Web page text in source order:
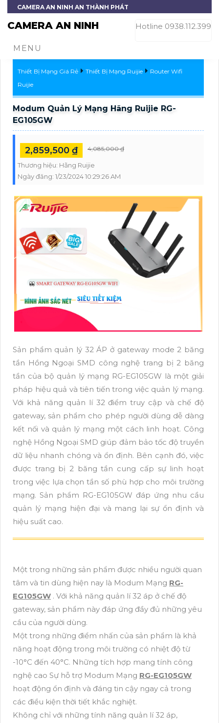
CAMERA AN NINH AN THÀNH PHÁT
CAMERA AN NINH Hotline 0938.112.399
MENU
Thiết Bị Mạng Giá Rẻ Thiết Bị Mạng Ruijie
Router Wifi
Ruijie
Modum Quản Lý Mạng Hãng Ruijie RG-
EG105GW
2,859,500 ₫ 4,085,000 ₫
Thương hiệu: Hãng Ruijie
Ngày đăng: 1/23/2024 10:29:26 AM
Sản phẩm quản lý 32 ÁP ở gateway mode 2 băng
tần Hồng Ngoại SMD công nghệ trang bị 2 băng
tần của bộ quản lý mạng RG-EG105GW là một giải
pháp hiệu quả và tiên tiến trong việc quản lý mạng.
Với khả năng quản lí 32 điểm truy cập và chế độ
gateway, sản phẩm cho phép người dùng dễ dàng
kết nối và quản lý mạng một cách linh hoạt. Công
nghệ Hồng Ngoại SMD giúp đảm bảo tốc độ truyền
dữ liệu nhanh chóng và ổn định. Bên cạnh đó, việc
được trang bị 2 băng tần cung cấp sự linh hoạt
trong việc lựa chọn tần số phù hợp cho môi trường
mạng. Sản phẩm RG-EG105GW đáp ứng nhu cầu
quản lý mạng hiện đại và mang lại sự ổn định và
hiệu suất cao.
Một trong những sản phẩm được nhiều người quan
tâm và tin dùng hiện nay là Modum Mạng RG-
EG105GW . Với khả năng quản lí 32 áp ở chế độ
gateway, sản phẩm này đáp ứng đầy đủ những yêu
cầu của người dùng.
Một trong những điểm nhấn của sản phẩm là khả
năng hoạt động trong môi trường có nhiệt độ từ
-10°C đến 40°C. Những tích hợp mang tính công
nghệ cao Sự hỗ trợ Modum Mạng RG-EG105GW
hoạt động ổn định và đáng tin cậy ngay cả trong
các điều kiện thời tiết khắc nghiệt.
Không chỉ với những tính năng quản lí 32 áp,